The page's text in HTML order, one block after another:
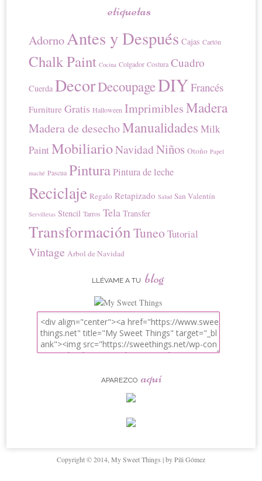
etiquetas
AdornoAntes y Después Cajas Cartón
Chalk Paint Cocina Colgador Costura Cuadro
Cuerda DecorDecoupageDIYFrancés
Furniture Gratis Halloween ImprimiblesMadera
Madera de desechoManualidades Milk
Paint MobiliarioNavidad Niños Otoño Papel
maché Pascua PinturaPintura de leche
Reciclaje Regalo Retapizado Salud San Valentín
Servilletas Stencil Tarros Tela Transfer
TransformaciónTuneo Tutorial
Vintage Árbol de Navidad
LLÉVAME A TU blog
APAREZCO aquí
Copyright © 2014, My Sweet Things | by Pili Gómez